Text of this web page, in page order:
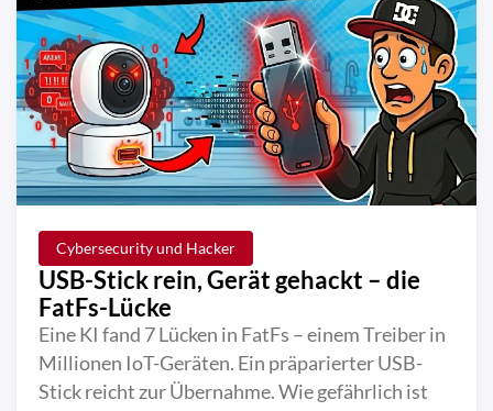
Cybersecurity und Hacker
USB-Stick rein, Gerät gehackt – die
FatFs-Lücke
Eine KI fand 7 Lücken in FatFs – einem Treiber in
Millionen IoT-Geräten. Ein präparierter USB-
Stick reicht zur Übernahme. Wie gefährlich ist